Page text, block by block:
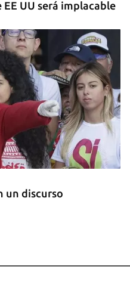
UU será implacable
un discurso